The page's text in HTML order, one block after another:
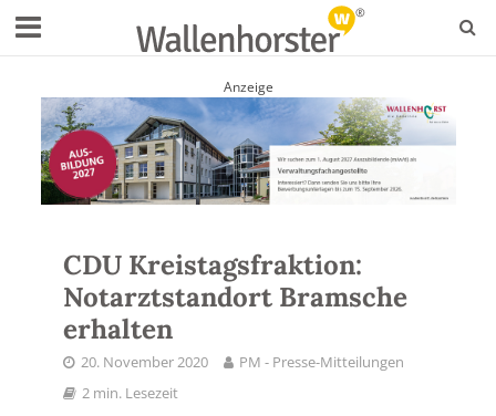
Anzeige
CDU Kreistagsfraktion:
Notarztstandort Bramsche
erhalten
20. November 2020
PM - Presse-Mitteilungen
2 min. Lesezeit